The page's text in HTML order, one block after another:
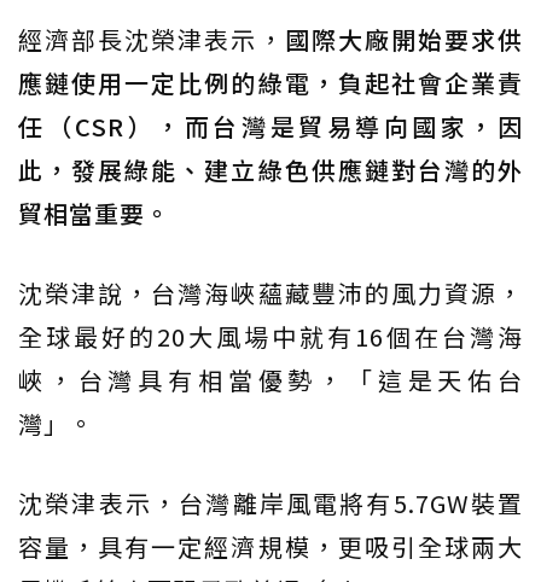
經濟部長沈榮津表示， 國際大廠開始要求供
應鏈使用一定比例的綠電，負起社會企業責
任（CSR），而台灣是貿易導向國家，因
此，發展綠能、建立綠色供應鏈對台灣的外
貿相當重要。
沈榮津說，台灣海峽蘊藏豐沛的風力資源，
全球最好的20大風場中就有16個在台灣海
峽，台灣具有相當優勢，「這是天佑台
灣」。
沈榮津表示，台灣離岸風電將有5.7GW裝置
容量，具有一定經濟規模，更吸引全球兩大